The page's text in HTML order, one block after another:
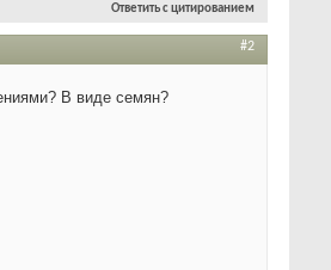
Ответить с цитированием
#2
В виде семян?